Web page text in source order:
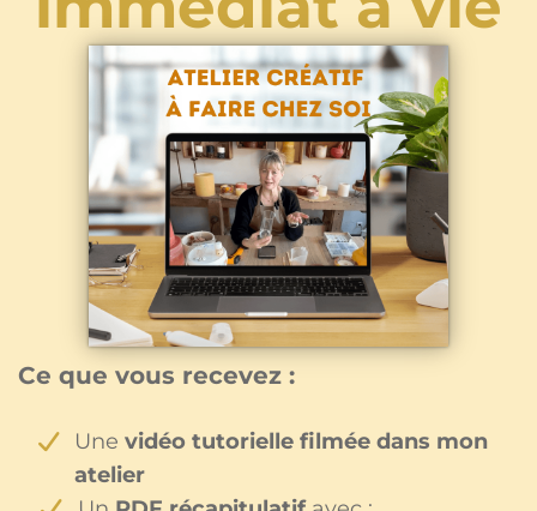
Ce que vous recevez :
Unevidéo tutorielle filmée dans mon
atelier